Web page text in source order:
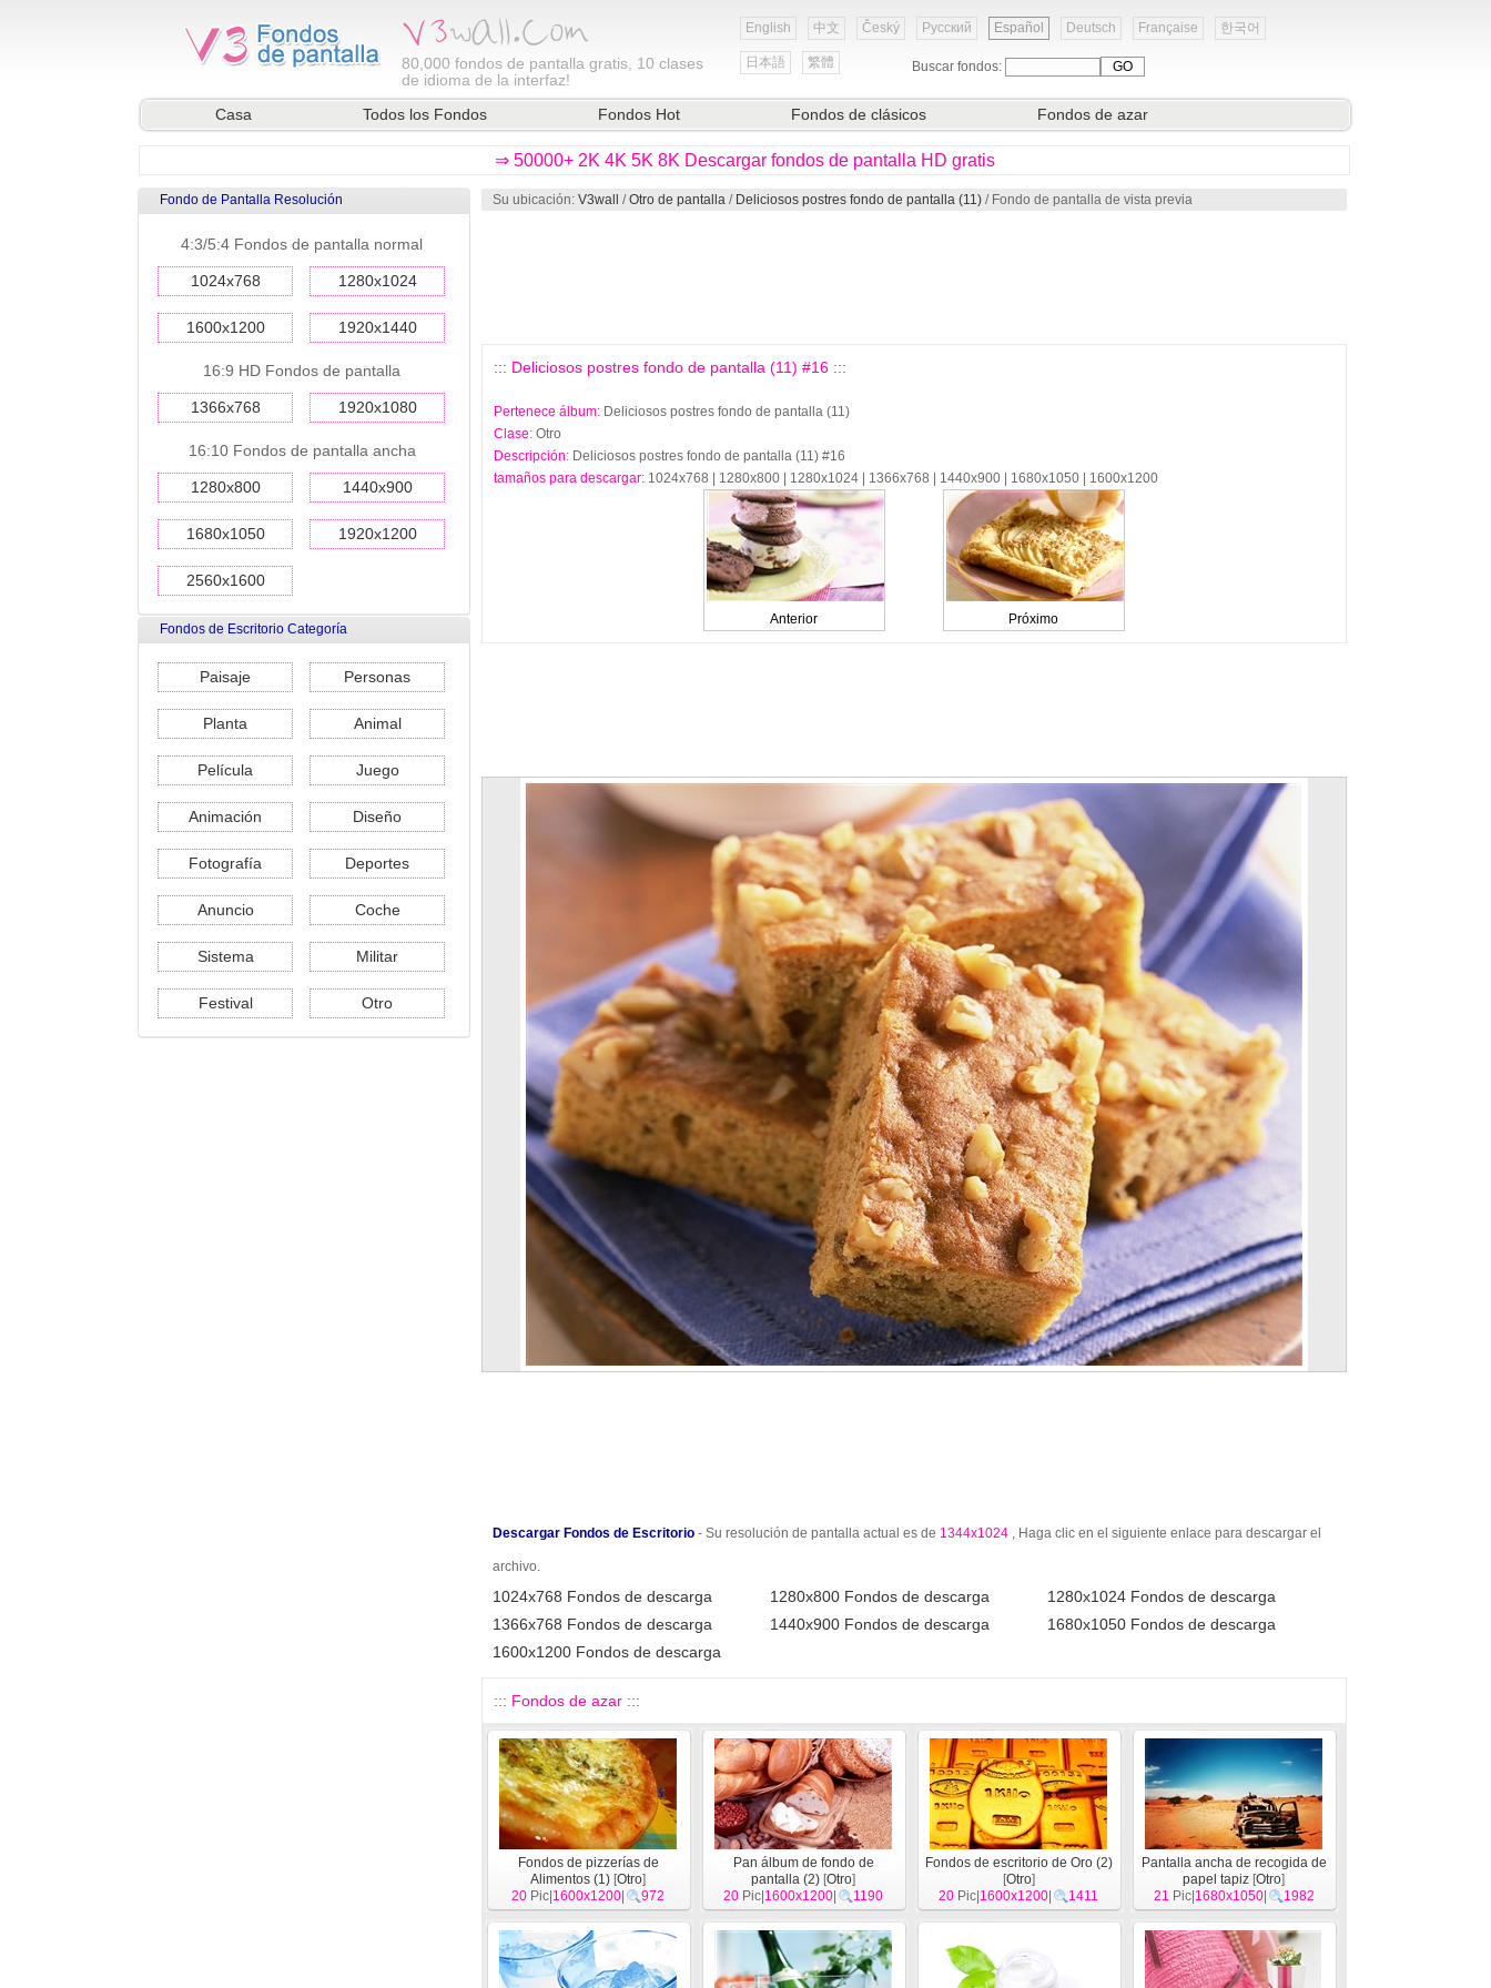
80,000 fondos de pantalla gratis, 10 clases
de idioma de la interfaz!
English 中文 Český Русский Español Deutsch Française 한국어
日本語 繁體 Buscar fondos:
Casa Todos los Fondos Fondos Hot Fondos de clásicos Fondos de azar
⇒ 50000+ 2K 4K 5K 8K Descargar fondos de pantalla HD gratis
Fondo de Pantalla Resolución
4:3/5:4 Fondos de pantalla normal
1024x768 1280x1024
1600x1200 1920x1440
16:9 HD Fondos de pantalla
1366x768 1920x1080
16:10 Fondos de pantalla ancha
1280x800 1440x900
1680x1050 1920x1200
2560x1600
Fondos de Escritorio Categoría
Paisaje Personas
Planta Animal
Película Juego
Animación Diseño
Fotografía Deportes
Anuncio Coche
Sistema Militar
Festival Otro
Su ubicación: V3wall /Otro de pantalla / Deliciosos postres fondo de pantalla (11) / Fondo de pantalla de vista previa
::: Deliciosos postres fondo de pantalla (11) #16 :::
Pertenece álbum: Deliciosos postres fondo de pantalla (11)
Clase: Otro
Descripción: Deliciosos postres fondo de pantalla (11) #16
tamaños para descargar: 1024x768 | 1280x800 | 1280x1024 | 1366x768 | 1440x900 | 1680x1050 | 1600x1200
Anterior Próximo
Descargar Fondos de Escritorio - Su resolución de pantalla actual es de 1344x1024 , Haga clic en el siguiente enlace para descargar el
archivo.
1024x768 Fondos de descarga 1280x800 Fondos de descarga
1280x1024 Fondos de descarga
1366x768 Fondos de descarga
1440x900 Fondos de descarga
1680x1050 Fondos de descarga
1600x1200 Fondos de descarga
::: Fondos de azar :::
Fondos de pizzerías de
Alimentos (1) [Otro]
20 Pic| 1600x1200 972
Pan álbum de fondo de
pantalla (2) [Otro]
20 Pic| 1600x1200 1190
Fondos de escritorio de Oro (2)
[Otro]
20 Pic| 1600x1200 1411
Pantalla ancha de recogida de
papel tapiz [Otro]
21 Pic| 1680x1050| 1982